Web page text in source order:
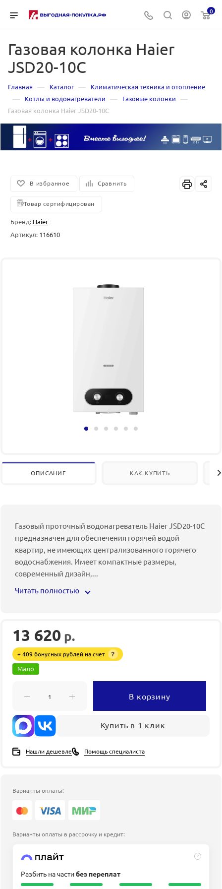
0
Газовая колонка Haier
JSD20-10C
Главная — Каталог — Климатическая техника и отопление
— Котлы и водонагреватели — Газовые колонки —
Газовая колонка Haier JSD20-10C
В избранное Сравнить
Товар сертифицирован
Бренд: Haier
Артикул: 116610
ОПИСАНИЕ КАК КУПИТЬ
Газовый проточный водонагреватель Haier JSD20-10C
предназначен для обеспечения горячей водой
квартир, не имеющих централизованного горячего
водоснабжения. Имеет компактные размеры,
современный дизайн,...
Читать полностью
13 620 р.
+ 409 бонусных рублей на счет ?
Мало
В корзину
Купить в 1 клик
Нашли дешевле Помощь специалиста
Варианты оплаты:
Варианты оплаты в рассрочку и кредит:
?
Разбить на частибез переплат